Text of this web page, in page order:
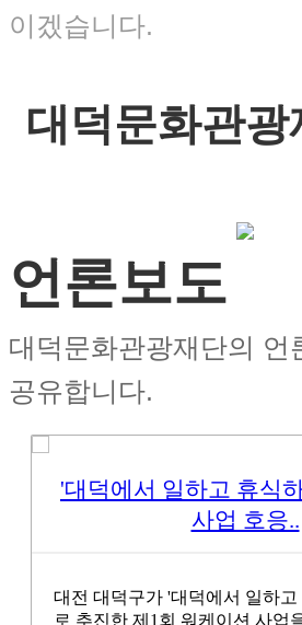
이겠습니다.
대덕문화관광
언론보도
대덕문화관광재단의 언
공유합니다.
'대덕에서 일하고 휴식
사업 호응..
대전 대덕구가 '대덕에서 일하고
로 추진한 제1회 워케이션 사업